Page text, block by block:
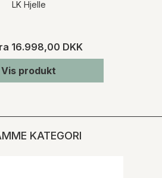
LK Hjelle
16.998,00 DKK
Vis produkt
KATEGORI